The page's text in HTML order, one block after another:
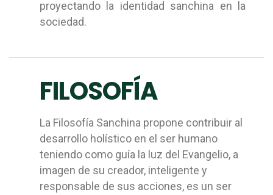
proyectando la identidad sanchina en la
sociedad.
FILOSOFÍA
La Filosofía Sanchina propone contribuir al
desarrollo holístico en el ser humano
teniendo como guía la luz del Evangelio, a
imagen de su creador, inteligente y
responsable de sus acciones, es un ser